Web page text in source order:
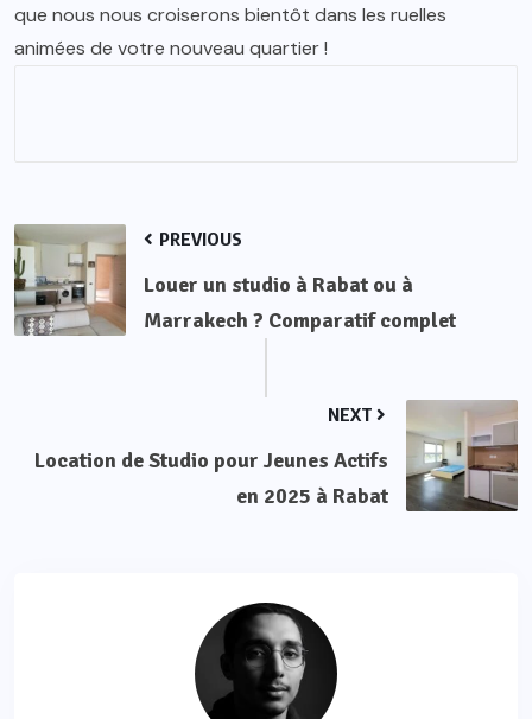
que nous nous croiserons bientôt dans les ruelles
animées de votre nouveau quartier !
PREVIOUS
Louer un studio à Rabat ou à
Marrakech ? Comparatif complet
NEXT
Location de Studio pour Jeunes Actifs
en 2025 à Rabat